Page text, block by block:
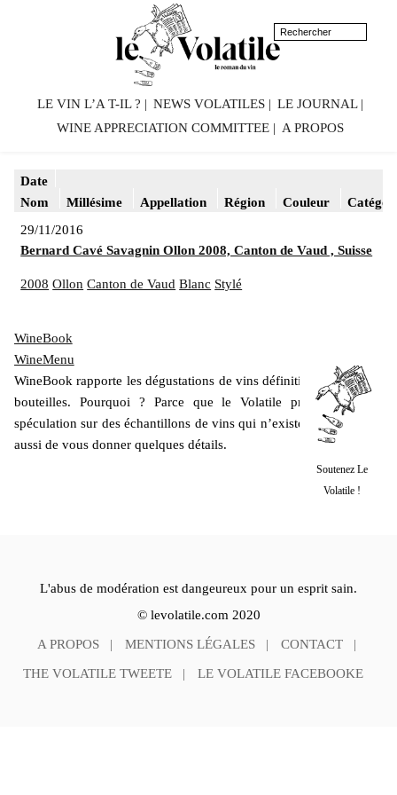
LE VIN L’A T-IL ? NEWS VOLATILES
LE JOURNAL
WINE APPRECIATION COMMITTEE
A PROPOS
Date
Nom
Millésime Appellation Région Couleur
29/11/2016
Bernard Cavé Savagnin Ollon 2008, Canton de Vaud , Suisse
2008 Ollon Canton de Vaud Blanc Stylé
WineBook
WineMenu
WineBook rapporte les dégustations de vins définitivement mis en
bouteilles. Pourquoi ? Parce que le Volatile préfère. Pas de
spéculation sur des échantillons de vins qui n’existent pas. Il tente
aussi de vous donner quelques détails.
L'abus de modération est dangeureux pour un esprit sain.
© levolatile.com 2020
A PROPOS MENTIONS LÉGALES CONTACT
THE VOLATILE TWEETE LE VOLATILE FACEBOOKE
Soutenez Le
Volatile !